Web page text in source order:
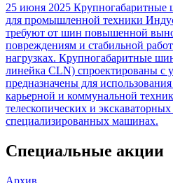
25 июня 2025
для промышленной техники
требуют от шин повышенной
повреждениям и стабильной
нагрузках. Крупногабаритные
линейка CLN) спроектированы с
предназначены для
карьерной и коммунальной
телескопических и
специализированных машинах.
Специальные акции
Архив